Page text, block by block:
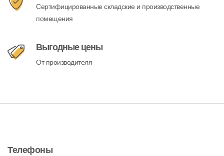
Сертифицированные складские и производственные
помещения
Выгодные цены
От производителя
Телефоны